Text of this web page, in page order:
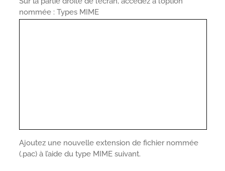
nommée : Types MIME
Ajoutez une nouvelle extension de fichier nommée
(.pac) à l’aide du type MIME suivant.